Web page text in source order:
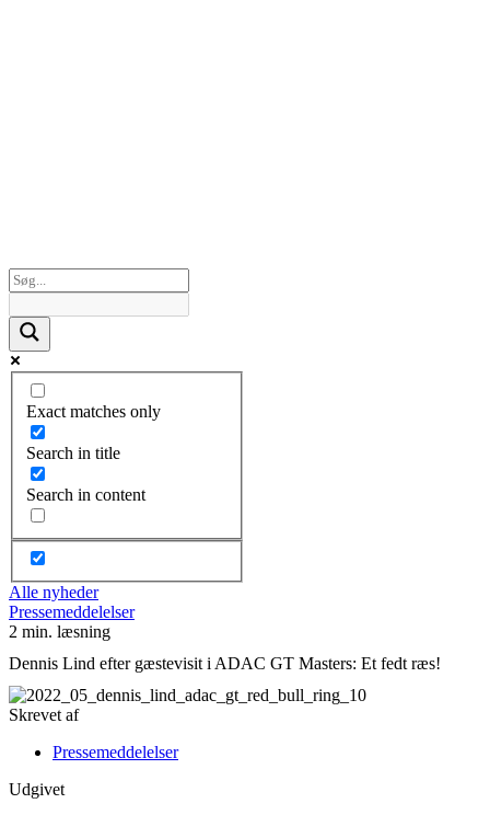
Exact matches only
Search in title
Search in content
Alle nyheder
Pressemeddelelser
2 min. læsning
Dennis Lind efter gæstevisit i ADAC GT Masters: Et fedt ræs!
Skrevet af
Pressemeddelelser
Udgivet